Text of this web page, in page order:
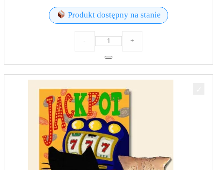
Produkt dostępny na stanie
-
Wazonik
+